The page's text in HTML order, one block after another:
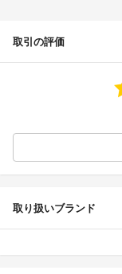
取引の評価
取り扱いブランド